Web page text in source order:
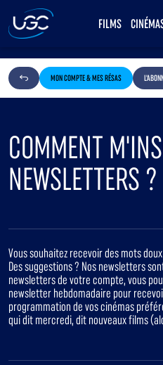
FILMS
MON COMPTE & MES RÉSAS
COMMENT
NEWSLETTERS ?
Vous souhaitez recevoir des mots
Des suggestions ? Nos newsletters
newsletters de votre compte, vous
newsletter hebdomadaire pour
programmation de vos cinémas
qui dit mercredi, dit nouveaux films